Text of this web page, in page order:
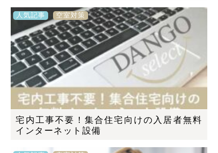
人気記事 空室対策
宅内工事不要！集合住宅向けの入居者無料
インターネット設備